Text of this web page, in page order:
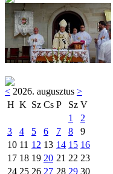
< 2026. augusztus >
H K Sz Cs P Sz V
1
2
3
4 5 6 7 8
9
10 11 12 13 14 15 16
17 18 19 20 21 22 23
24 25 26 27 28 29 30